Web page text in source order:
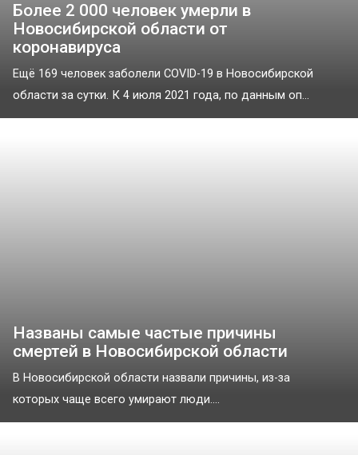
Более 2 000 человек умерли в
Новосибирской области от
коронавируса
Ещё 169 человек заболели COVID-19 в Новосибирской
области за сутки. К 4 июля 2021 года, по данным оп...
Названы самые частые причины
смертей в Новосибирской области
В Новосибирской области назвали причины, из-за
которых чаще всего умирают люди....